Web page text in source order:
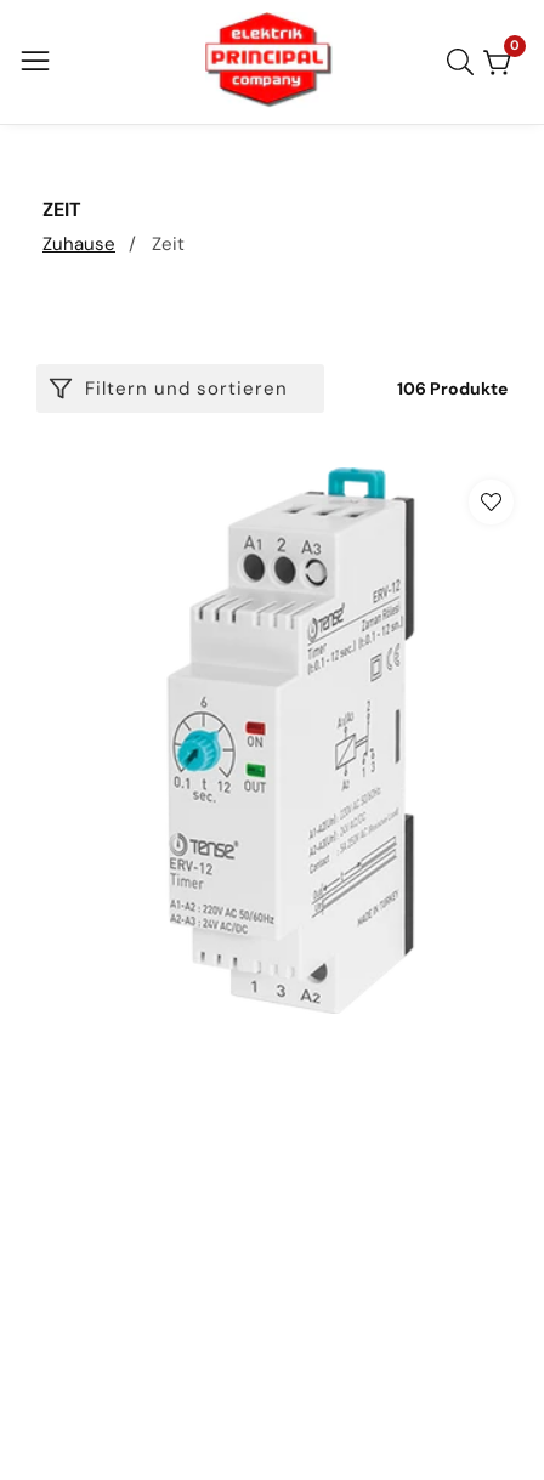
zum
00
KATEGORIE:
ZEIT
Zuhause Zeit
Filtern und sortieren 106 Produkte